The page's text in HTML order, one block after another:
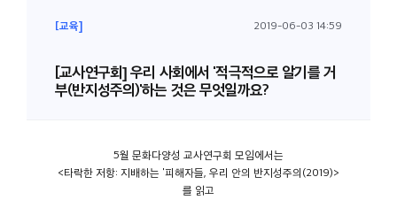
[교육] 2019-06-03 14:59
[교사연구회] 우리 사회에서 '적극적으로 알기를 거
부(반지성주의)'하는 것은 무엇일까요?
5월 문화다양성 교사연구회 모임에서는
<타락한 저항: 지배하는 '피해자들, 우리 안의 반지성주의(2019)>
를 읽고